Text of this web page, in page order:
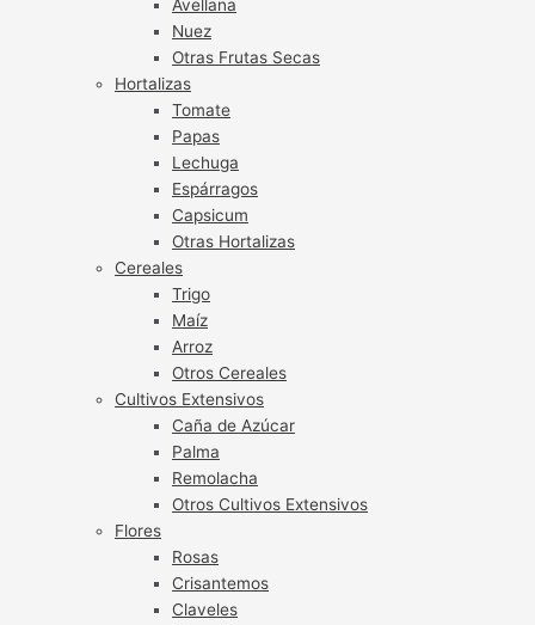
Avellana
Nuez
Otras Frutas Secas
Hortalizas
Tomate
Papas
Lechuga
Espárragos
Capsicum
Otras Hortalizas
Cereales
Trigo
Maíz
Arroz
Otros Cereales
Cultivos Extensivos
Caña de Azúcar
Palma
Remolacha
Otros Cultivos Extensivos
Flores
Rosas
Crisantemos
Claveles